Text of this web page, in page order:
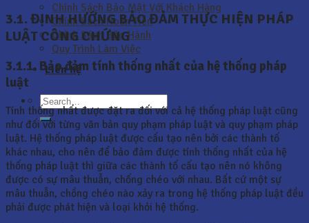
Chính Sách Bảo Mật Với Khách Hàng
Chính Sách Hoàn Tiền
Chính Sách Bảo Hành
Quy Trình Làm Việc
Liên hệ
3.1. ĐỊNH HƯỚNG BẢO ĐẢM THỰC HIỆN PHÁP
LUẬT CÔNG CHỨNG
3.1.1. Bảo đảm tính thống nhất của hệ thống pháp
luật
Tính thống nhất được đặt ra đối với cả hệ thống pháp luật cũng
như đối với từng văn bản quy phạm pháp luật và quy phạm pháp
luật. Hệ thống pháp luật được cấu tạo nên bởi các thành tố
khác nhau, cho nên để bảo đảm được tính thống nhất của hệ
thống pháp luật thì giữa các thành tố cấu tạo nên nó không
được có sự mâu thuẫn, chống chéo với nhau. Bất cứ một sự
mâu thuẫn, chồng chéo nào xảy ra trong hệ thống pháp luật đều
phải được phát hiện và loại khỏi hệ thống.